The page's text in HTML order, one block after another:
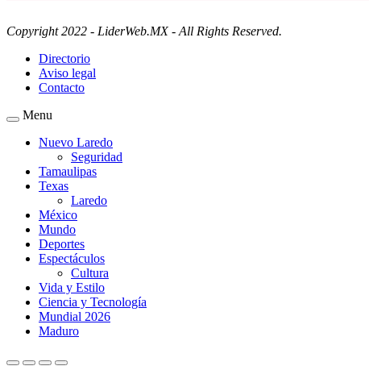
Copyright 2022 - LiderWeb.MX - All Rights Reserved.
Directorio
Aviso legal
Contacto
Menu
Nuevo Laredo
Seguridad
Tamaulipas
Texas
Laredo
México
Mundo
Deportes
Espectáculos
Cultura
Vida y Estilo
Ciencia y Tecnología
Mundial 2026
Maduro